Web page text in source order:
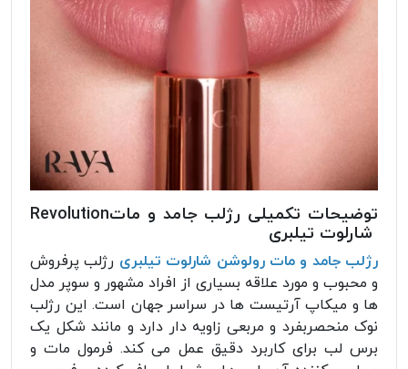
توضیحات تکمیلی رژلب جامد و ماتRevolution
شارلوت تیلبری
رژلب جامد و مات رولوشن شارلوت تیلبری رژلب پرفروش
و محبوب و مورد علاقه بسیاری از افراد مشهور و سوپر مدل
ها و میکاپ آرتیست ها در سراسر جهان است. این رژلب
نوک منحصربفرد و مربعی زاویه دار دارد و مانند شکل یک
برس لب برای کاربرد دقیق عمل می کند. فرمول مات و